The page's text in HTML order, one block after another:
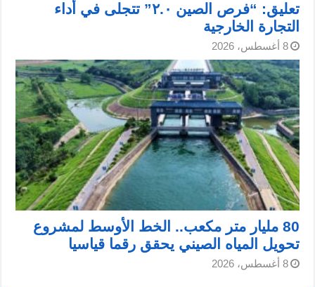
تعليق: “فرص الصين ٢.٠” تتجلى في أداء
التجارة الخارجية
8 أغسطس، 2026
80 مليار متر مكعب.. الخط الأوسط لمشروع
تحويل المياه الصيني يحقق رقما قياسيا
8 أغسطس، 2026